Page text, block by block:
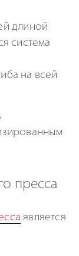
длиной
система
на всей
пресса
является